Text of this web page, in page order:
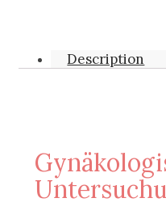
Description